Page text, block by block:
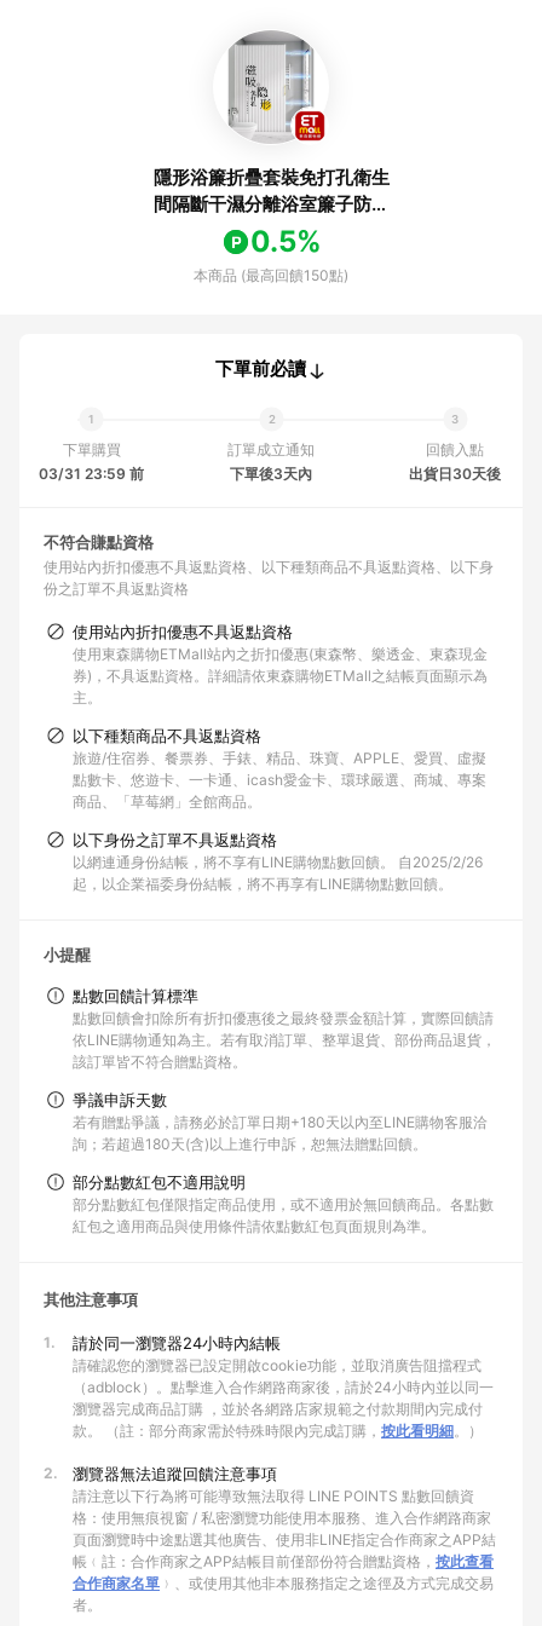
隱形浴簾折疊套裝免打孔衛生
間隔斷干濕分離浴室簾子防水
掛簾輕奢
0.5%
本商品 (最高回饋150點)
下單前必讀
下單購買
03/31 23:59 前
訂單成立通知
下單後3天內
回饋入點
出貨日30天後
不符合賺點資格
使用站內折扣優惠不具返點資格 以下種類商品不具返點資格
以下身
份之訂單不具返點資格
使用站內折扣優惠不具返點資格
使用東森購物ETMall站內之折扣優惠(東森幣、樂透金、東森現金
券)，不具返點資格。詳細請依東森購物ETMall之結帳頁面顯示為
主。
以下種類商品不具返點資格
旅遊/住宿券、餐票券、手錶、精品、珠寶、APPLE、愛買、虛擬
點數卡、悠遊卡、一卡通、icash愛金卡、環球嚴選、商城、專案
商品、「草莓網」全館商品。
以下身份之訂單不具返點資格
以網連通身份結帳，將不享有LINE購物點數回饋。 自2025/2/26
起，以企業福委身份結帳，將不再享有LINE購物點數回饋。
小提醒
點數回饋計算標準
點數回饋會扣除所有折扣優惠後之最終發票金額計算，實際回饋請
依LINE購物通知為主。若有取消訂單、整單退貨、部份商品退貨，
該訂單皆不符合贈點資格。
爭議申訴天數
若有贈點爭議，請務必於訂單日期+180天以內至LINE購物客服洽
詢；若超過180天(含)以上進行申訴，恕無法贈點回饋。
部分點數紅包不適用說明
部分點數紅包僅限指定商品使用，或不適用於無回饋商品。各點數
紅包之適用商品與使用條件請依點數紅包頁面規則為準。
其他注意事項
1. 請於同一瀏覽器24小時內結帳
請確認您的瀏覽器已設定開啟cookie功能，並取消廣告阻擋程式
（adblock）。點擊進入合作網路商家後，請於24小時內並以同一
瀏覽器完成商品訂購 ，並於各網路店家規範之付款期間內完成付
款。 （註：部分商家需於特殊時限內完成訂購， 按此看明細。）
2. 瀏覽器無法追蹤回饋注意事項
請注意以下行為將可能導致無法取得 LINE POINTS 點數回饋資
格：使用無痕視窗 / 私密瀏覽功能使用本服務、進入合作網路商家
頁面瀏覽時中途點選其他廣告、使用非LINE指定合作商家之APP結
帳﹙註：合作商家之APP結帳目前僅部份符合贈點資格， 按此查看
合作商家名單 ﹚、或使用其他非本服務指定之途徑及方式完成交易
者。